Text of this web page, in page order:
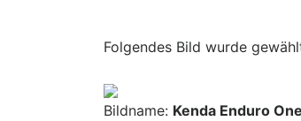
Folgendes Bild wurde
Bildname: Kenda Enduro